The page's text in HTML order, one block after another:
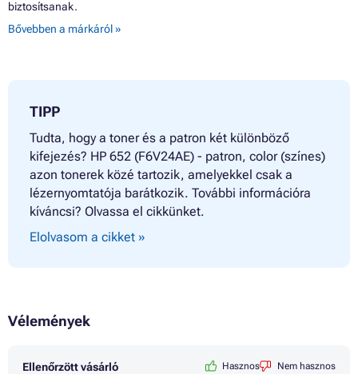
biztosítsanak.
Bővebben a márkáról »
TIPP
Tudta, hogy a toner és a patron két különböző
kifejezés? HP 652 (F6V24AE) - patron, color (színes)
azon tonerek közé tartozik, amelyekkel csak a
lézernyomtatója barátkozik. További információra
kíváncsi? Olvassa el cikkünket.
Elolvasom a cikket »
Vélemények
Ellenőrzött vásárló
Hasznos Nem hasznos